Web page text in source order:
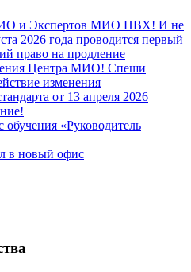
и Экспертов МИО ПВХ! И не
2026 года проводится первый
право на продление
Центра МИО! Спеши
изменения
от 13 апреля 2026
обучения «Руководитель
в новый офис